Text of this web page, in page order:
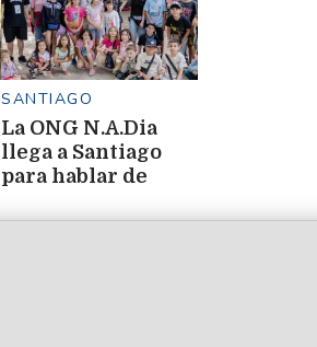
SANTIAGO
La ONG N.A.Dia
llega a Santiago
para hablar de